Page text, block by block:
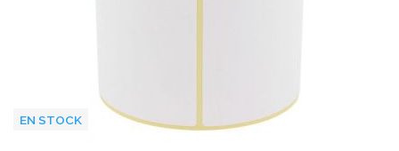
EN STOCK